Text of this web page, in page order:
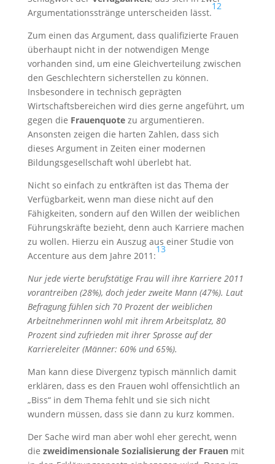
Argumentationsstränge unterscheiden lässt.
12
Zum einen das Argument, dass qualifizierte Frauen
überhaupt nicht in der notwendigen Menge
vorhanden sind, um eine Gleichverteilung zwischen
den Geschlechtern sicherstellen zu können.
Insbesondere in technisch geprägten
Wirtschaftsbereichen wird dies gerne angeführt, um
gegen die Frauenquotezu argumentieren.
Ansonsten zeigen die harten Zahlen, dass sich
dieses Argument in Zeiten einer modernen
Bildungsgesellschaft wohl überlebt hat.
Nicht so einfach zu entkräften ist das Thema der
Verfügbarkeit, wenn man diese nicht auf den
Fähigkeiten, sondern auf den Willen der weiblichen
Führungskräfte bezieht, denn auch Karriere machen
zu wollen. Hierzu ein Auszug aus einer Studie von
Accenture aus dem Jahre 2011:
13
Nur jede vierte berufstätige Frau will ihre Karriere 2011
vorantreiben (28%), doch jeder zweite Mann (47%). Laut
Befragung fühlen sich 70 Prozent der weiblichen
Arbeitnehmerinnen wohl mit ihrem Arbeitsplatz, 80
Prozent sind zufrieden mit ihrer Sprosse auf der
Karriereleiter (Männer: 60% und 65%).
Man kann diese Divergenz typisch männlich damit
erklären, dass es den Frauen wohl offensichtlich an
„Biss“ in dem Thema fehlt und sie sich nicht
wundern müssen, dass sie dann zu kurz kommen.
Der Sache wird man aber wohl eher gerecht, wenn
die zweidimensionale Sozialisierung der Frauenmit